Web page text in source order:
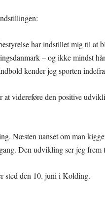
har indstillet mig til at
– og ikke mindst
kender jeg sporten
at videreføre den positive
Næsten uanset om man
Den udvikling ser jeg
sted den 10. juni i Kolding.